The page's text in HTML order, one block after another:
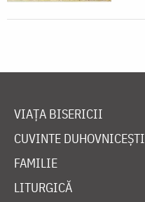
VIAȚA BISERICII
CUVINTE DUHOVNICEȘTI
FAMILIE
LITURGICĂ